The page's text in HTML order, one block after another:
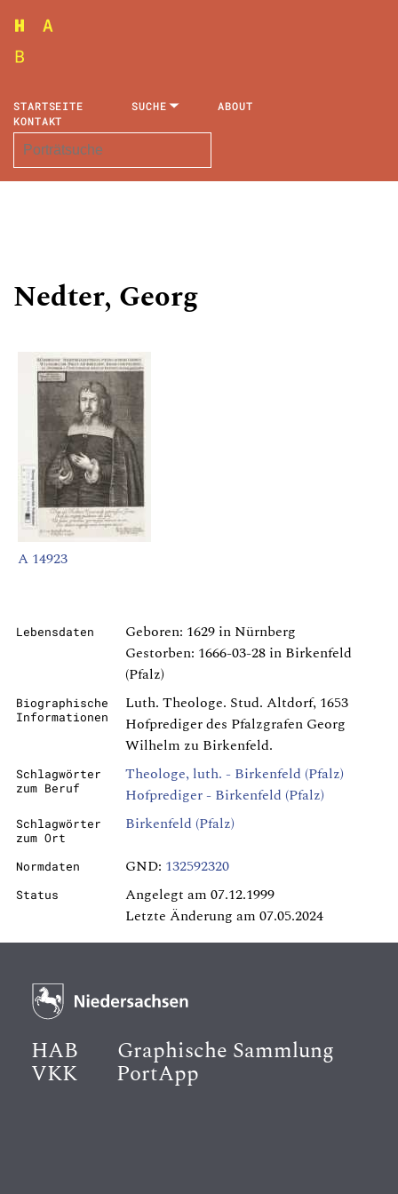
STARTSEITE SUCHE
ABOUT
KONTAKT
Nedter, Georg
A 14923
Lebensdaten
Geboren: 1629 in Nürnberg
Gestorben: 1666-03-28 in Birkenfeld
(Pfalz)
Biographische
Informationen
Luth. Theologe. Stud. Altdorf, 1653
Hofprediger des Pfalzgrafen Georg
Wilhelm zu Birkenfeld.
Schlagwörter
zum Beruf
Theologe, luth. - Birkenfeld (Pfalz)
Hofprediger - Birkenfeld (Pfalz)
Schlagwörter
zum Ort
Birkenfeld (Pfalz)
Normdaten GND: 132592320
Status
Angelegt am 07.12.1999
Letzte Änderung am 07.05.2024
HAB Graphische Sammlung
VKK PortApp